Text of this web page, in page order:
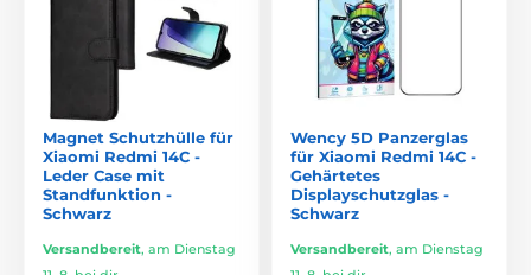
Magnet Schutzhülle für
Xiaomi Redmi 14C -
Leder Case mit
Standfunktion -
Schwarz
Versandbereit, am Dienstag
Wency 5D Panzerglas
für Xiaomi Redmi 14C -
Gehärtetes
Displayschutzglas -
Schwarz
Versandbereit, am Dienstag